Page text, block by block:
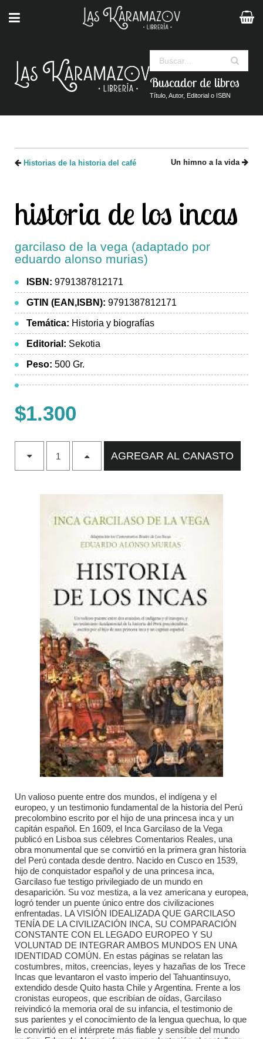
Buscador de libros
Título, Autor, Editorial o ISBN
Historias de la historia del café Un himno a la vida
historia de los incas
garcilaso de la vega (adaptado por
eduardo alonso murias)
ISBN: 9791387812171
GTIN (EAN,ISBN): 9791387812171
Temática: Historia y biografías
Editorial: Sekotia
Peso: 500 Gr.
$1.300
AGREGAR AL CANASTO
Un valioso puente entre dos mundos, el indí­gena y el
europeo, y un testimonio fundamental de la historia del Perú
precolombino escrito por el hijo de una princesa inca y un
capitán español. En 1609, el Inca Garcilaso de la Vega
publicó en Lisboa sus célebres Comentarios Reales, una
obra monumental que se convirtió en la primera gran historia
del Perú contada desde dentro. Nacido en Cusco en 1539,
hijo de conquistador español y de una princesa inca,
Garcilaso fue testigo privilegiado de un mundo en
desaparición. Su voz mestiza, a la vez americana y europea,
logró tender un puente único entre dos civilizaciones
enfrentadas. LA VISIÓN IDEALIZADA QUE GARCILASO
TENÍA DE LA CIVILIZACIÓN INCA, SU COMPARACIÓN
CONSTANTE CON EL LEGADO EUROPEO Y SU
VOLUNTAD DE INTEGRAR AMBOS MUNDOS EN UNA
IDENTIDAD COMÚN. En estas páginas se relatan las
costumbres, mitos, creencias, leyes y hazañas de los Trece
Incas que levantaron el vasto imperio del Tahuantinsuyo,
extendido desde Quito hasta Chile y Argentina. Frente a los
cronistas europeos, que escribían de oídas, Garcilaso
reivindicó la memoria oral de su infancia, el testimonio de
sus parientes y el conocimiento de la lengua quechua, lo que
le convirtió en el intérprete más fiable y sensible del mundo